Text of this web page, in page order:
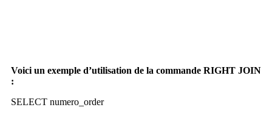
Voici un exemple d’utilisation de la commande RIGHT JOIN
:
SELECT numero_order